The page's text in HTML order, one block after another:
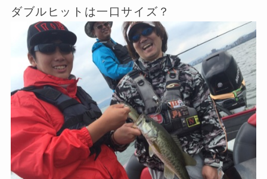
ダブルヒットは一口サイズ？